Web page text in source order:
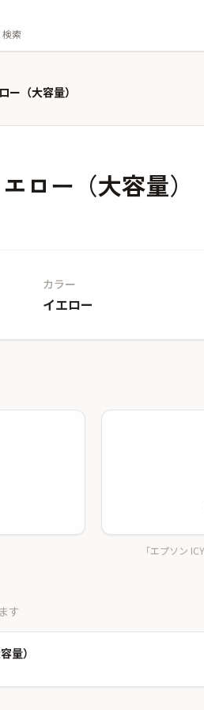
検索
ー（大容量）
ロー（大容量）
カラー
イエロー
「エプソン
す
量）